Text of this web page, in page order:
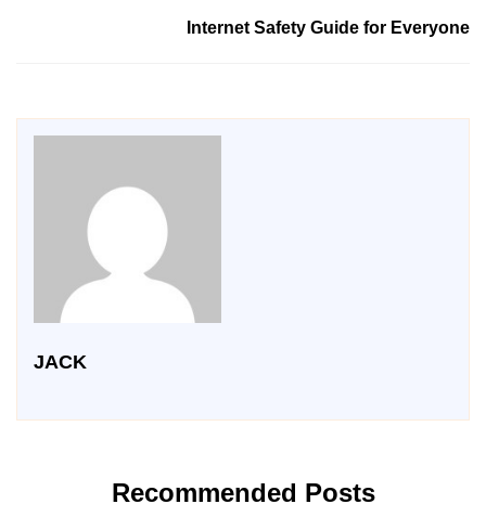
Internet Safety Guide for Everyone
JACK
Recommended Posts